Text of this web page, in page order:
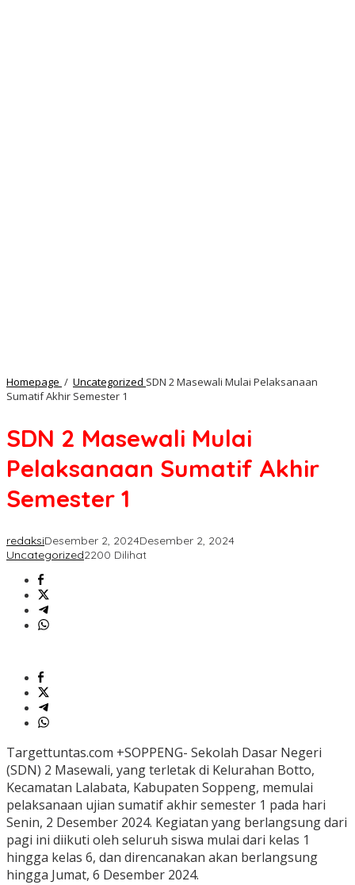
Homepage / Uncategorized SDN 2 Masewali Mulai Pelaksanaan
Sumatif Akhir Semester 1
SDN 2 Masewali Mulai
Pelaksanaan Sumatif Akhir
Semester 1
redaksiDesember 2, 2024Desember 2, 2024
Uncategorized2200 Dilihat
Targettuntas.com +SOPPENG- Sekolah Dasar Negeri
(SDN) 2 Masewali, yang terletak di Kelurahan Botto,
Kecamatan Lalabata, Kabupaten Soppeng, memulai
pelaksanaan ujian sumatif akhir semester 1 pada hari
Senin, 2 Desember 2024. Kegiatan yang berlangsung dari
pagi ini diikuti oleh seluruh siswa mulai dari kelas 1
hingga kelas 6, dan direncanakan akan berlangsung
hingga Jumat, 6 Desember 2024.